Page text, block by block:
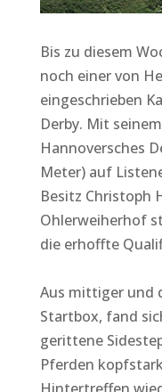
Bis zu diesem
noch einer von
eingeschrieben
Derby. Mit
Hannoversches
Meter) auf
Besitz Christoph
Ohlerweiherhof
die erhoffte
Aus mittiger und
Startbox, fand
gerittene
Pferden